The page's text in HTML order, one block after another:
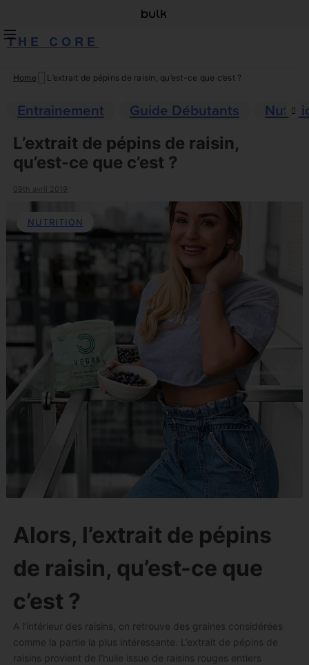
THE CORE
Skip
content
Home L’extrait de pépins de raisin, qu’est-ce que c’est ?
Entrainement Guide Débutants
L’extrait de pépins de raisin,
qu’est-ce que c’est ?
09th avril 2019
NUTRITION
Alors, l’extrait de pépins
de raisin, qu’est-ce que
c’est ?
A l’intérieur des raisins, on retrouve des graines considérées
comme la partie la plus intéressante. L’extrait de pépins de
raisins provient de l’huile issue de raisins rouges entiers